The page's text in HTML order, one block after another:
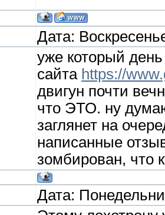
Дата:
уже который
сайта https://
двигун почти
что ЭТО. ну
заглянет на
написанные
зомбирован, что
Дата: